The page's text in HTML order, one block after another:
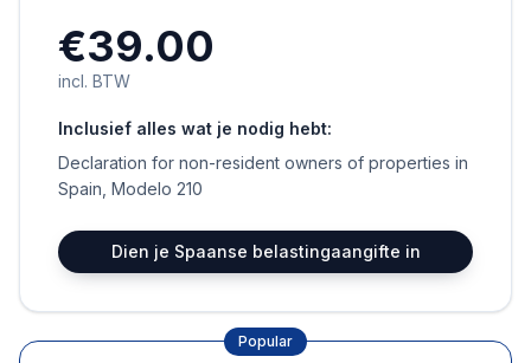
€39.00
incl. BTW
Inclusief alles wat je nodig hebt:
Declaration for non-resident owners of properties in
Spain, Modelo 210
Dien je Spaanse belastingaangifte in
Popular